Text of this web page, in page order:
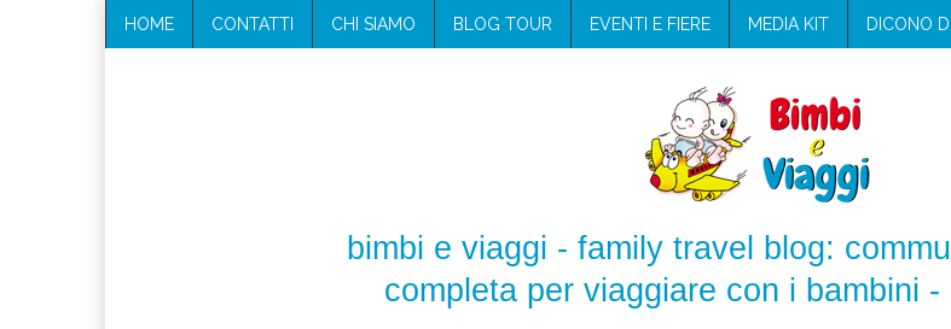
HOME CONTATTI CHI SIAMO BLOG TOUR EVENTI E FIERE MEDIA KIT DICONO
bimbi e viaggi - family travel blog:
completa per viaggiare con i bambini